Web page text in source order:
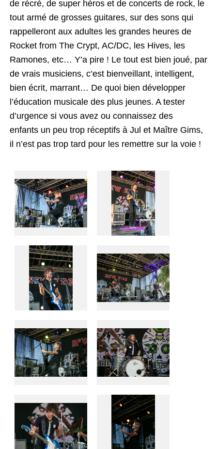
de récré, de super héros et de concerts de rock, le
tout armé de grosses guitares, sur des sons qui
rappelleront aux adultes les grandes heures de
Rocket from The Crypt, AC/DC, les Hives, les
Ramones, etc… Y’a pire ! Le tout est bien joué, par
de vrais musiciens, c’est bienveillant, intelligent,
bien écrit, marrant… De quoi bien développer
l’éducation musicale des plus jeunes. A tester
d’urgence si vous avez ou connaissez des
enfants un peu trop réceptifs à Jul et Maître Gims,
il n’est pas trop tard pour les remettre sur la voie !